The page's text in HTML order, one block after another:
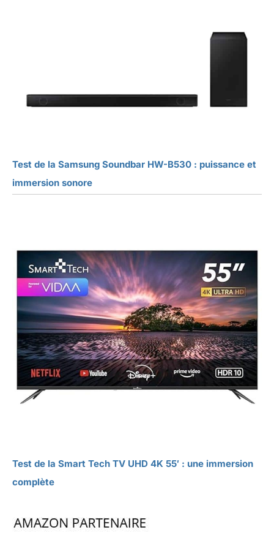
Test de la Samsung Soundbar HW-B530 : puissance et
immersion sonore
Test de la Smart Tech TV UHD 4K 55′ : une immersion
complète